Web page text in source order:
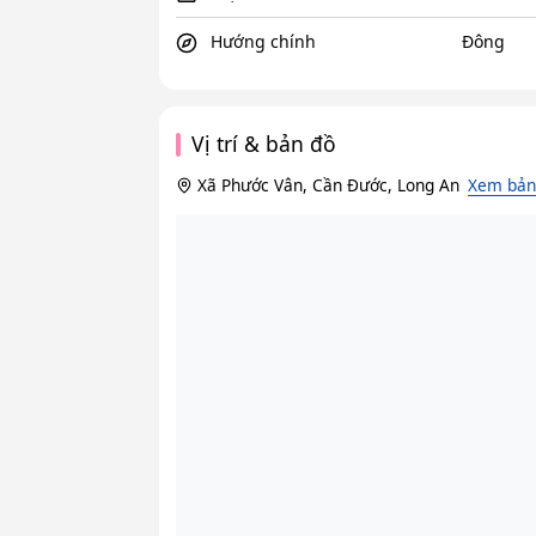
Hướng chính Đông
Vị trí & bản đồ
Xã Phước Vân, Cần Đước, Long An Xem